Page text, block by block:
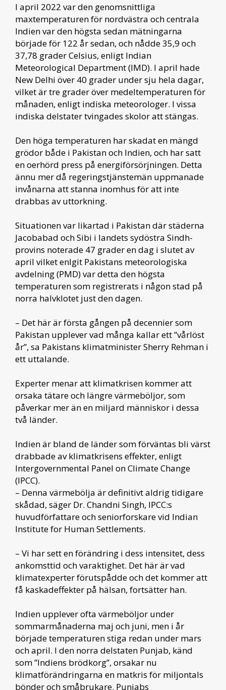
I april 2022 var den genomsnittliga
maxtemperaturen för nordvästra och centrala
Indien var den högsta sedan mätningarna
började för 122 år sedan, och nådde 35,9 och
37,78 grader Celsius, enligt Indian
Meteorological Department (IMD). I april hade
New Delhi över 40 grader under sju hela dagar,
vilket är tre grader över medeltemperaturen för
månaden, enligt indiska meteorologer. I vissa
indiska delstater tvingades skolor att stängas.
Den höga temperaturen har skadat en mängd
grödor både i Pakistan och Indien, och har satt
en oerhörd press på energiförsörjningen. Detta
ännu mer då regeringstjänstemän uppmanade
invånarna att stanna inomhus för att inte
drabbas av uttorkning.
Situationen var likartad i Pakistan där städerna
Jacobabad och Sibi i landets sydöstra Sindh-
provins noterade 47 grader en dag i slutet av
april vilket enlgit Pakistans meteorologiska
avdelning (PMD) var detta den högsta
temperaturen som registrerats i någon stad på
norra halvklotet just den dagen.
– Det här är första gången på decennier som
Pakistan upplever vad många kallar ett ”vårlöst
år”, sa Pakistans klimatminister Sherry Rehman i
ett uttalande.
Experter menar att klimatkrisen kommer att
orsaka tätare och längre värmeböljor, som
påverkar mer än en miljard människor i dessa
två länder.
Indien är bland de länder som förväntas bli värst
drabbade av klimatkrisens effekter, enligt
Intergovernmental Panel on Climate Change
(IPCC).
– Denna värmebölja är definitivt aldrig tidigare
skådad, säger Dr. Chandni Singh, IPCC:s
huvudförfattare och seniorforskare vid Indian
Institute for Human Settlements.
– Vi har sett en förändring i dess intensitet, dess
ankomsttid och varaktighet. Det här är vad
klimatexperter förutspådde och det kommer att
få kaskadeffekter på hälsan, fortsätter han.
Indien upplever ofta värmeböljor under
sommarmånaderna maj och juni, men i år
började temperaturen stiga redan under mars
och april. I den norra delstaten Punjab, känd
som ”Indiens brödkorg”, orsakar nu
klimatförändringarna en matkris för miljontals
bönder och småbrukare. Punjabs